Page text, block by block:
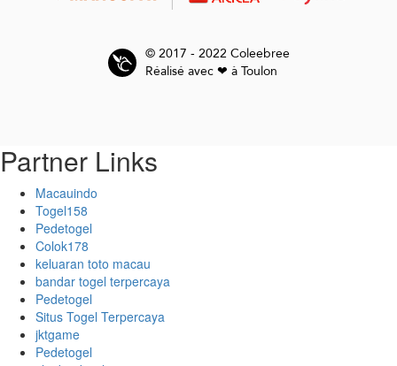
© 2017 - 2022 Coleebree
Réalisé avec ❤ à Toulon
Partner Links
Macauindo
Togel158
Pedetogel
Colok178
keluaran toto macau
bandar togel terpercaya
Pedetogel
Situs Togel Terpercaya
jktgame
Pedetogel